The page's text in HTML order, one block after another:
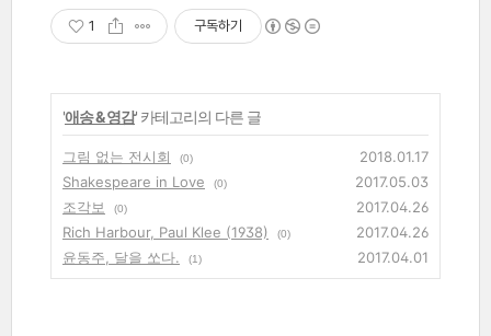
1 구독하기
'애송 & 영감' 카테고리의 다른 글
그림 없는 전시회 (0)
2018.01.17
Shakespeare in Love
(0)
2017.05.03
조각보
(0)
2017.04.26
Rich Harbour, Paul Klee (1938)
(0)
2017.04.26
윤동주, 달을 쏘다.
(1) 2017.04.01